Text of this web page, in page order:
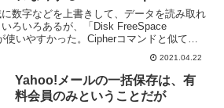
Cleaner
数字などを上書きして、データを読み取れ
ろいろあるが、「Disk FreeSpace
使いやすかった。Cipherコマンドと似てい
2021.04.22
Yahoo!メールの一括保存は、有
料会員のみということだが